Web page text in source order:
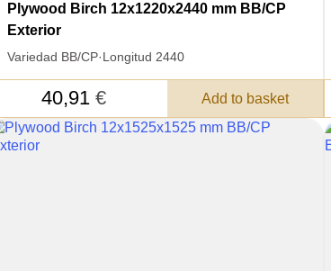
Plywood Birch 12x1220x2440 mm BB/CP
Exterior
Variedad BB/CP·Longitud 2440
40,91 € Add to basket